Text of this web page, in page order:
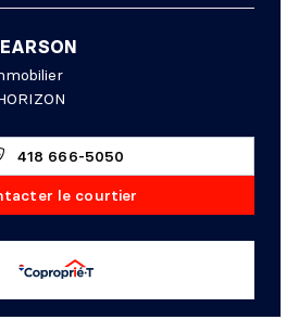
418 666-5050
le courtier